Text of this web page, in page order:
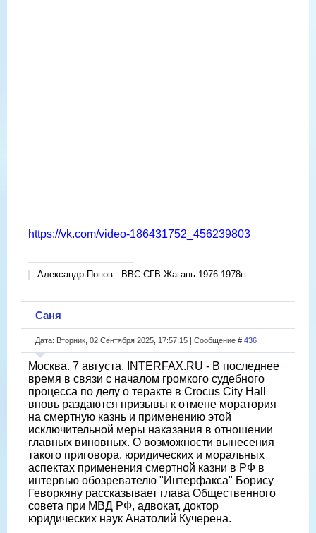
https://vk.com/video-186431752_456239803
Александр Попов...ВВС СГВ Жагань 1976-1978гг.
Саня
Дата: Вторник, 02 Сентября 2025, 17:57:15 | Сообщение # 436
Москва. 7 августа. INTERFAX.RU - В последнее
время в связи с началом громкого судебного
процесса по делу о теракте в Crocus City Hall
вновь раздаются призывы к отмене моратория
на смертную казнь и применению этой
исключительной меры наказания в отношении
главных виновных. О возможности вынесения
такого приговора, юридических и моральных
аспектах применения смертной казни в РФ в
интервью обозревателю "Интерфакса" Борису
Геворкяну рассказывает глава Общественного
совета при МВД РФ, адвокат, доктор
юридических наук Анатолий Кучерена.